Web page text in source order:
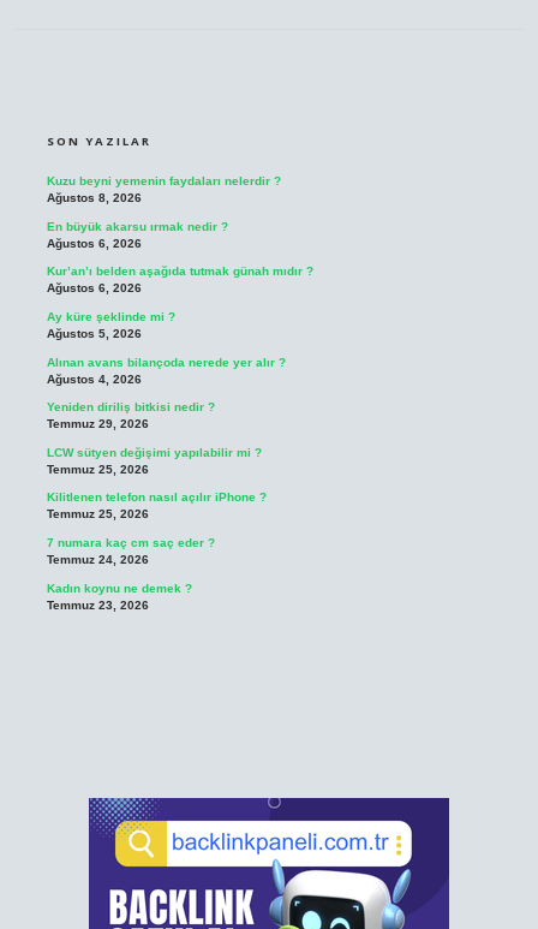
SON YAZILAR
Kuzu beyni yemenin faydaları nelerdir ?
Ağustos 8, 2026
En büyük akarsu ırmak nedir ?
Ağustos 6, 2026
Kur’an’ı belden aşağıda tutmak günah mıdır ?
Ağustos 6, 2026
Ay küre şeklinde mi ?
Ağustos 5, 2026
Alınan avans bilançoda nerede yer alır ?
Ağustos 4, 2026
Yeniden diriliş bitkisi nedir ?
Temmuz 29, 2026
LCW sütyen değişimi yapılabilir mi ?
Temmuz 25, 2026
Kilitlenen telefon nasıl açılır iPhone ?
Temmuz 25, 2026
7 numara kaç cm saç eder ?
Temmuz 24, 2026
Kadın koynu ne demek ?
Temmuz 23, 2026